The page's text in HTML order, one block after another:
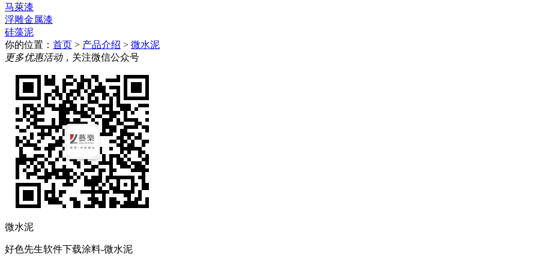
马萊漆
浮雕金属漆
硅藻泥
你的位置： 首页 > 产品介绍 > 微水泥
更多优惠活动，关注微信公众号
微水泥
好色先生软件下载涂料-微水泥